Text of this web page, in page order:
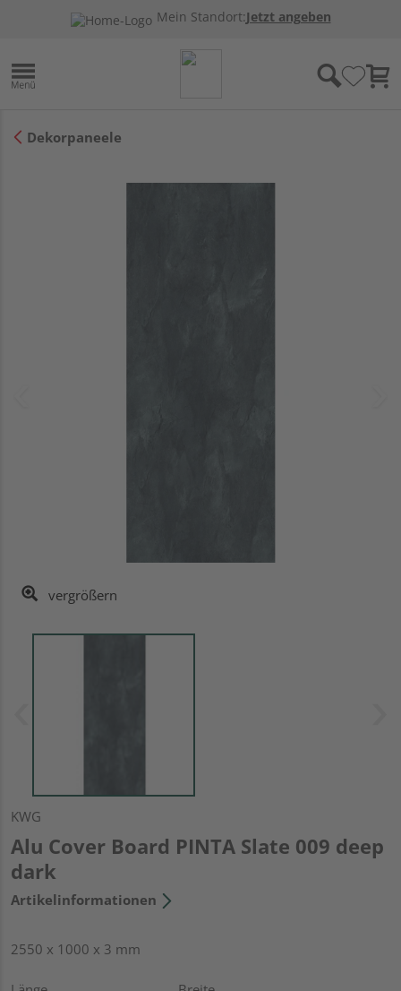
Mein Standort:Jetzt angeben
Dekorpaneele
vergrößern
KWG
Alu Cover Board PINTA Slate 009 deep
dark
Artikelinformationen
2550 x 1000 x 3 mm